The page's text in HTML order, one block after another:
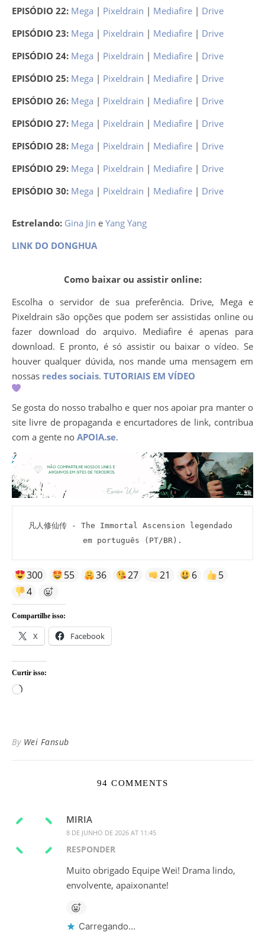
EPISÓDIO 22: Mega | Pixeldrain | Mediafire | Drive
EPISÓDIO 23: Mega | Pixeldrain | Mediafire | Drive
EPISÓDIO 24: Mega | Pixeldrain | Mediafire | Drive
EPISÓDIO 25: Mega | Pixeldrain | Mediafire | Drive
EPISÓDIO 26: Mega | Pixeldrain | Mediafire | Drive
EPISÓDIO 27: Mega | Pixeldrain | Mediafire | Drive
EPISÓDIO 28: Mega | Pixeldrain | Mediafire | Drive
EPISÓDIO 29: Mega | Pixeldrain | Mediafire | Drive
EPISÓDIO 30: Mega | Pixeldrain | Mediafire | Drive
Estrelando: Gina Jin e Yang Yang
LINK DO DONGHUA
Como baixar ou assistir online:
Escolha o servidor de sua preferência. Drive, Mega e
Pixeldrain são opções que podem ser assistidas online ou
fazer download do arquivo. Mediafire é apenas para
download. E pronto, é só assistir ou baixar o vídeo. Se
houver qualquer dúvida, nos mande uma mensagem em
nossas redes sociais. TUTORIAIS EM VÍDEO
Se gosta do nosso trabalho e quer nos apoiar pra manter o
site livre de propaganda e encurtadores de link, contribua
com a gente no APOIA.se.
凡人修仙传 - The Immortal Ascension legendado
em português (PT/BR).
300 55 36 27 21 6
5
4
Compartilhe isso:
X Facebook
Curtir isso:
Carregando...
By Wei Fansub
94 COMMENTS
MIRIA
8 DE JUNHO DE 2026 AT 11:45
RESPONDER
Muito obrigado Equipe Wei! Drama lindo,
envolvente, apaixonante!
Carregando...